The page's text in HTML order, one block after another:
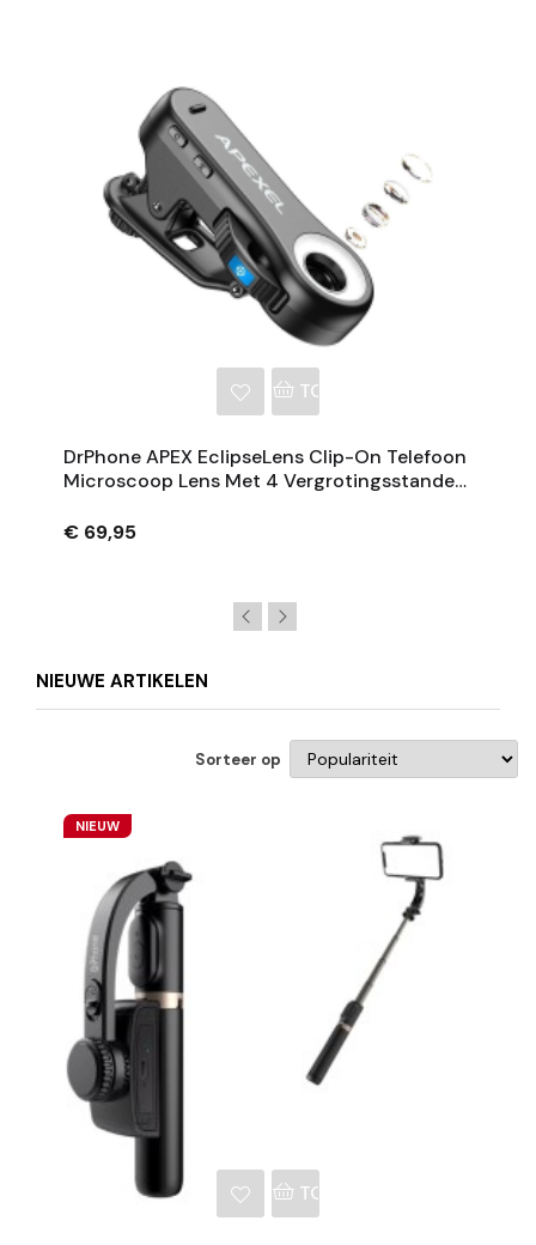
TOEVOEGEN AAN
DrPhone APEX EclipseLens Clip-On Telefoon
Microscoop Lens Met 4 Vergrotingsstanden,
€ 69,95
NIEUWE ARTIKELEN
Sorteer op
NIEUW
TOEVOEGEN AAN